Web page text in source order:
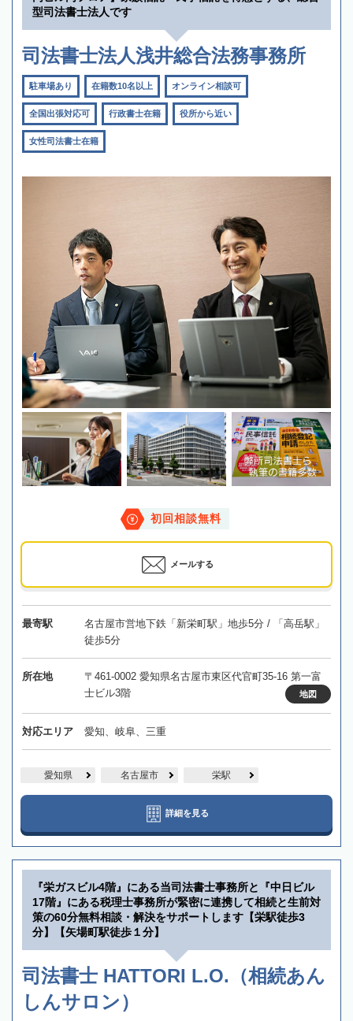
型司法書士法人です
司法書士法人浅井総合法務事務所
駐車場あり 在籍数10名以上 オンライン相談可
全国出張対応可 行政書士在籍 役所から近い
女性司法書士在籍
初回相談無料
メールする
最寄駅
名古屋市営地下鉄「新栄町駅」地歩5分 / 「高岳駅」
徒歩5分
所在地
〒461-0002 愛知県名古屋市東区代官町35-16 第一富
士ビル3階
地図
対応エリア 愛知、岐阜、三重
愛知県 名古屋市 栄駅
詳細を見る
『栄ガスビル4階』にある当司法書士事務所と『中日ビル
17階』にある税理士事務所が緊密に連携して相続と生前対
策の60分無料相談・解決をサポートします【栄駅徒歩3
分】【矢場町駅徒歩１分】
司法書士 HATTORI L.O.（相続あん
しんサロン）